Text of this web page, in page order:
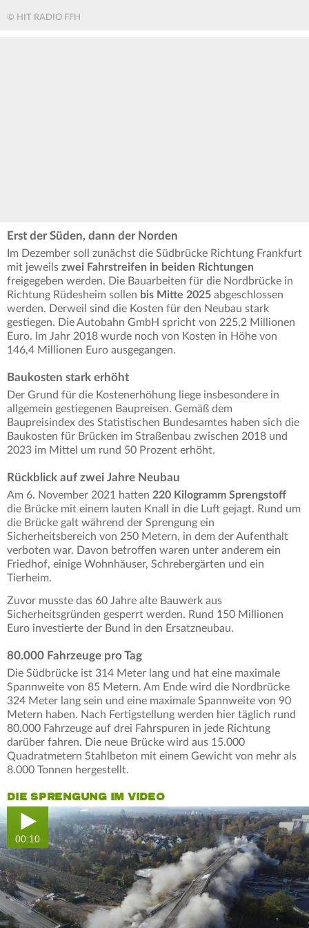
© HIT RADIO FFH
Erst der Süden, dann der Norden
Im Dezember soll zunächst die Südbrücke Richtung Frankfurt
mit jeweils zwei Fahrstreifen in beiden Richtungen
freigegeben werden. Die Bauarbeiten für die Nordbrücke in
Richtung Rüdesheim sollen bis Mitte 2025 abgeschlossen
werden. Derweil sind die Kosten für den Neubau stark
gestiegen. Die Autobahn GmbH spricht von 225,2 Millionen
Euro. Im Jahr 2018 wurde noch von Kosten in Höhe von
146,4 Millionen Euro ausgegangen.
Baukosten stark erhöht
Der Grund für die Kostenerhöhung liege insbesondere in
allgemein gestiegenen Baupreisen. Gemäß dem
Baupreisindex des Statistischen Bundesamtes haben sich die
Baukosten für Brücken im Straßenbau zwischen 2018 und
2023 im Mittel um rund 50 Prozent erhöht.
Rückblick auf zwei Jahre Neubau
Am 6. November 2021 hatten 220 Kilogramm Sprengstoff
die Brücke mit einem lauten Knall in die Luft gejagt. Rund um
die Brücke galt während der Sprengung ein
Sicherheitsbereich von 250 Metern, in dem der Aufenthalt
verboten war. Davon betroffen waren unter anderem ein
Friedhof, einige Wohnhäuser, Schrebergärten und ein
Tierheim.
Zuvor musste das 60 Jahre alte Bauwerk aus
Sicherheitsgründen gesperrt werden. Rund 150 Millionen
Euro investierte der Bund in den Ersatzneubau.
80.000 Fahrzeuge pro Tag
Die Südbrücke ist 314 Meter lang und hat eine maximale
Spannweite von 85 Metern. Am Ende wird die Nordbrücke
324 Meter lang sein und eine maximale Spannweite von 90
Metern haben. Nach Fertigstellung werden hier täglich rund
80.000 Fahrzeuge auf drei Fahrspuren in jede Richtung
darüber fahren. Die neue Brücke wird aus 15.000
Quadratmetern Stahlbeton mit einem Gewicht von mehr als
8.000 Tonnen hergestellt.
DIE SPRENGUNG IM VIDEO
00:10